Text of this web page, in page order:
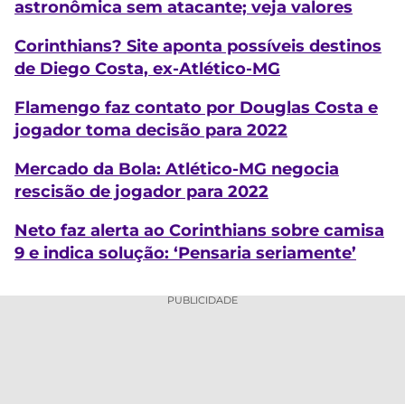
astronômica sem atacante; veja valores
Corinthians? Site aponta possíveis destinos
de Diego Costa, ex-Atlético-MG
Flamengo faz contato por Douglas Costa e
jogador toma decisão para 2022
Mercado da Bola: Atlético-MG negocia
rescisão de jogador para 2022
Neto faz alerta ao Corinthians sobre camisa
9 e indica solução: ‘Pensaria seriamente’
PUBLICIDADE